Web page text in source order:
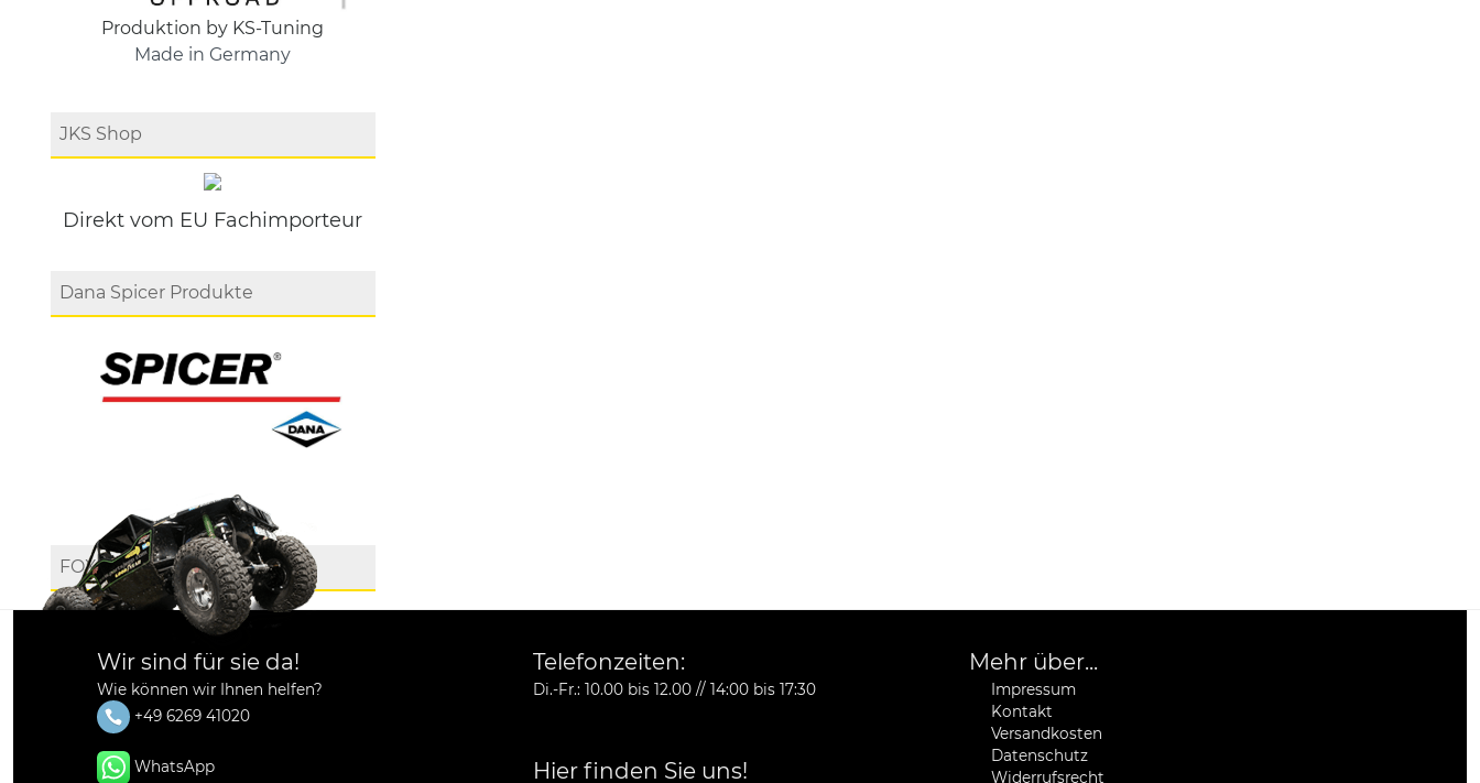
Produktion by KS-Tuning
Made in Germany
JKS Shop
Direkt vom EU Fachimporteur
Dana Spicer Produkte
FOX
Wir sind für sie da!
Wie können wir Ihnen helfen?
+49 6269 41020
WhatsApp
Telefonzeiten:
Di.-Fr.: 10.00 bis 12.00 // 14:00 bis 17:30
Hier finden Sie uns!
Mehr über...
Impressum
Kontakt
Versandkosten
Datenschutz
Widerrufsrecht